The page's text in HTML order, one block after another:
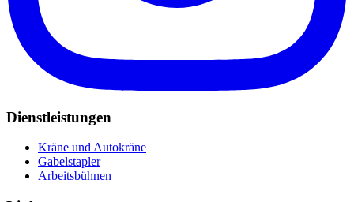
Dienstleistungen
Kräne und Autokräne
Gabelstapler
Arbeitsbühnen